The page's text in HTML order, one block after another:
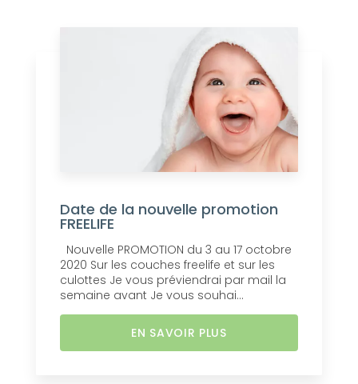
Date de la nouvelle promotion
FREELIFE
Nouvelle PROMOTION du 3 au 17 octobre
2020 Sur les couches freelife et sur les
culottes Je vous préviendrai par mail la
semaine avant Je vous souhai...
EN SAVOIR PLUS